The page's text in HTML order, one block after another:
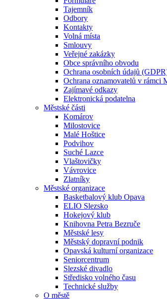
Tajemník
Odbory
Kontakty
Volná místa
Smlouvy
Veřejné zakázky
Obce správního obvodu
Ochrana osobních údajů
Ochrana oznamovatelů v rámci
Zajímavé odkazy
Elektronická podatelna
Městské části
Komárov
Milostovice
Malé Hoštice
Podvihov
Suché Lazce
Vlaštovičky
Vávrovice
Zlatníky
Městské organizace
Basketbalový klub Opava
ELIO Slezsko
Hokejový klub
Knihovna Petra Bezruče
Městské lesy
Městský dopravní podnik
Opavská kulturní organizace
Seniorcentrum
Slezské divadlo
Středisko volného času
Technické služby
O městě